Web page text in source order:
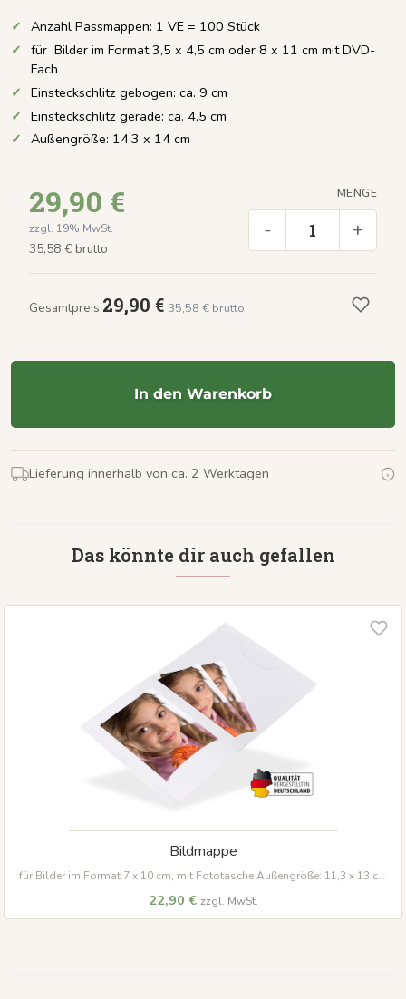
Anzahl Passmappen: 1 VE = 100 Stück
für Bilder im Format 3,5 x 4,5 cm oder 8 x 11 cm mit DVD-
Fach
Einsteckschlitz gebogen: ca. 9 cm
Einsteckschlitz gerade: ca. 4,5 cm
Außengröße: 14,3 x 14 cm
29,90 €
zzgl. 19% MwSt.
35,58 € brutto
MENGE
- +
Gesamtpreis:29,90 € 35,58 € brutto
In den Warenkorb
Lieferung innerhalb von ca. 2 Werktagen
Das könnte dir auch gefallen
Bildmappe
für Bilder im Format 7 x 10 cm, mit Fototasche Außengröße: 11,3 x 13 cm
22,90 € zzgl. MwSt.